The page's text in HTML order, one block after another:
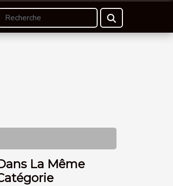
La Même